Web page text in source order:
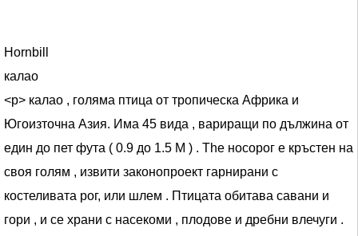
Hornbill
калао
<р> калао , голяма птица от тропическа Африка и
Югоизточна Азия. Има 45 вида , вариращи по дължина от
един до пет фута ( 0.9 до 1.5 М ) . The носорог е кръстен на
своя голям , извити законопроект гарнирани с
костеливата рог, или шлем . Птицата обитава савани и
гори , и се храни с насекоми , плодове и дребни влечуги .